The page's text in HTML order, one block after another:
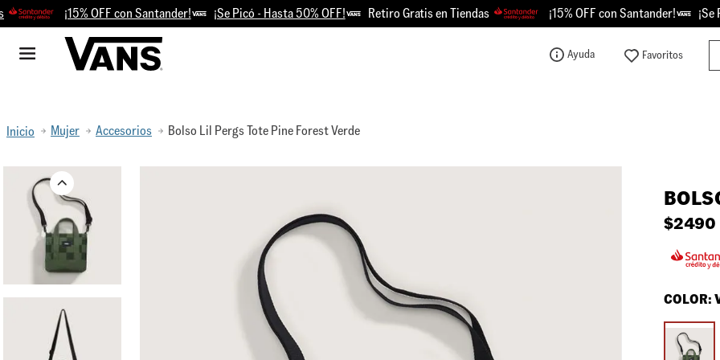
¡15% OFF con Santander! ¡Se Picó - Hasta 50% OFF! Retiro Gratis en Tiendas ¡15% OFF con Santander! ¡Se
Ayuda
Mujer Accesorios Bolso Lil Pergs Tote Pine Forest Verde
$2490
COLOR:
3.
sk8-hi
7
8.
vans knu
vans hylane